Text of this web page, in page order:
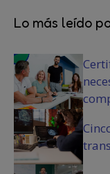
i
)
o
d
i
o
n
e
s
(
O
Lo más leído